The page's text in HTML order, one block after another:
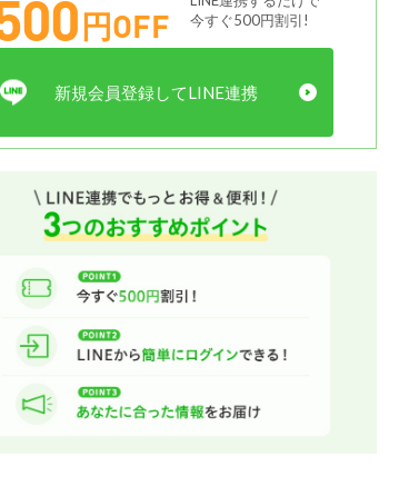
円OFF
今すぐ500円割引!
新規会員登録してLINE連携